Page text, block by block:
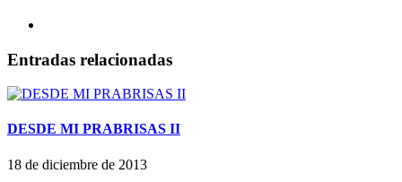
Entradas relacionadas
DESDE MI PRABRISAS II
18 de diciembre de 2013